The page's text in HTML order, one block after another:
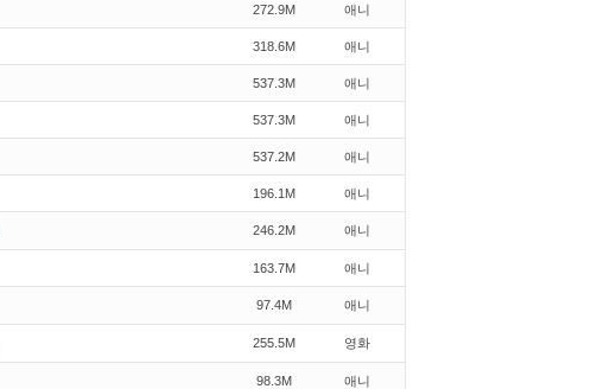
272.9M 애니
318.6M 애니
537.3M 애니
537.3M 애니
537.2M 애니
196.1M 애니
246.2M 애니
163.7M 애니
97.4M 애니
255.5M 영화
98.3M 애니